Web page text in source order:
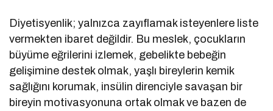
Diyetisyenlik; yalnızca zayıflamak isteyenlere liste
vermekten ibaret değildir. Bu meslek, çocukların
büyüme eğrilerini izlemek, gebelikte bebeğin
gelişimine destek olmak, yaşlı bireylerin kemik
sağlığını korumak, insülin direnciyle savaşan bir
bireyin motivasyonuna ortak olmak ve bazen de